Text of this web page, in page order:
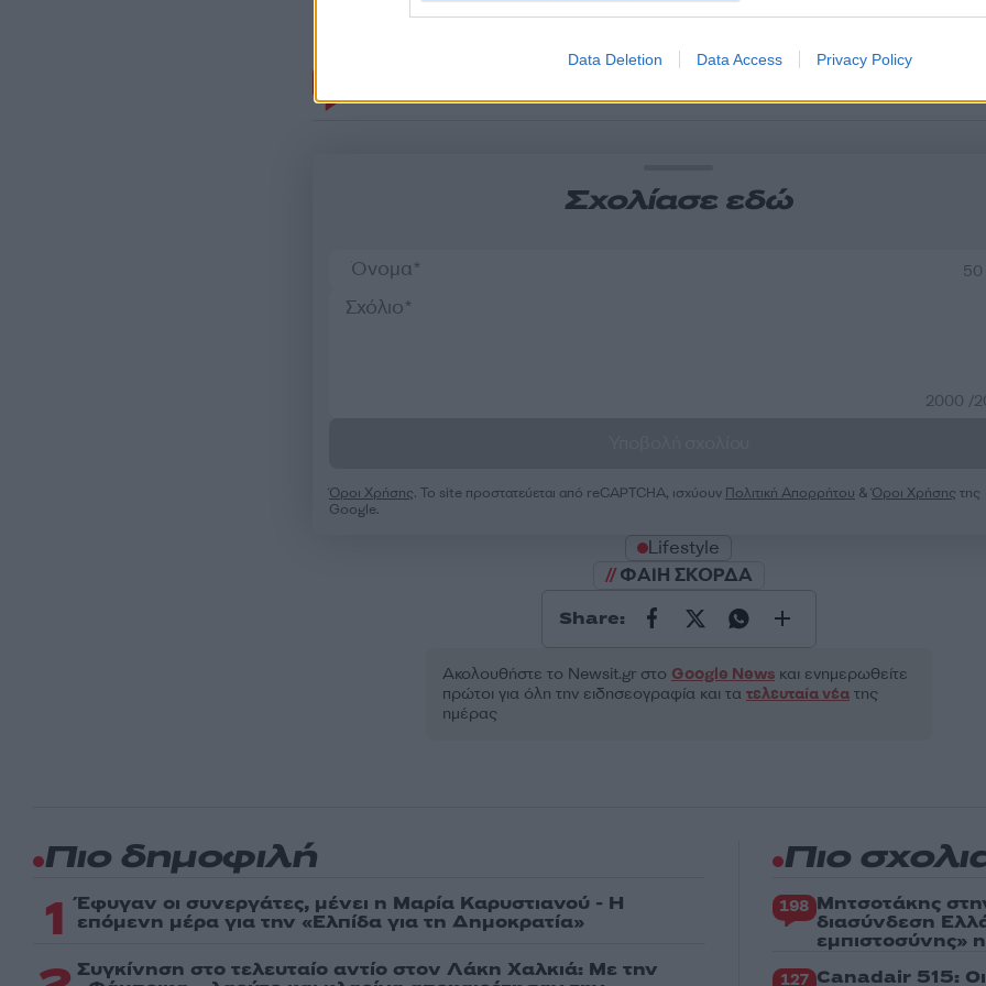
Data Deletion Data Access Privacy Policy
Σχολίασε εδώ
2000 /
Όροι Χρήσης. Το site προστατεύεται από reCAPTCHA, ισχύουν Πολιτική Απορρήτου &Όροι Χρήσης της
Google.
Lifestyle
ΦΑΙΗ ΣΚΟΡΔΑ
Share:
Ακολουθήστε το Νewsit.gr στο Google Newsκαι ενημερωθείτε
πρώτοι για όλη την ειδησεογραφία και τα τελευταία νέατης
ημέρας
Πιο δημοφιλή
1 Έφυγαν οι συνεργάτες, μένει η Μαρία Καρυστιανού - Η
επόμενη μέρα για την «Ελπίδα για τη Δημοκρατία»
Συγκίνηση στο τελευταίο αντίο στον Λάκη Χαλκιά: Με την
Πιο
198 Μητσοτάκης
διασύνδεση
εμπιστοσύνης»
127 Canadair 515: